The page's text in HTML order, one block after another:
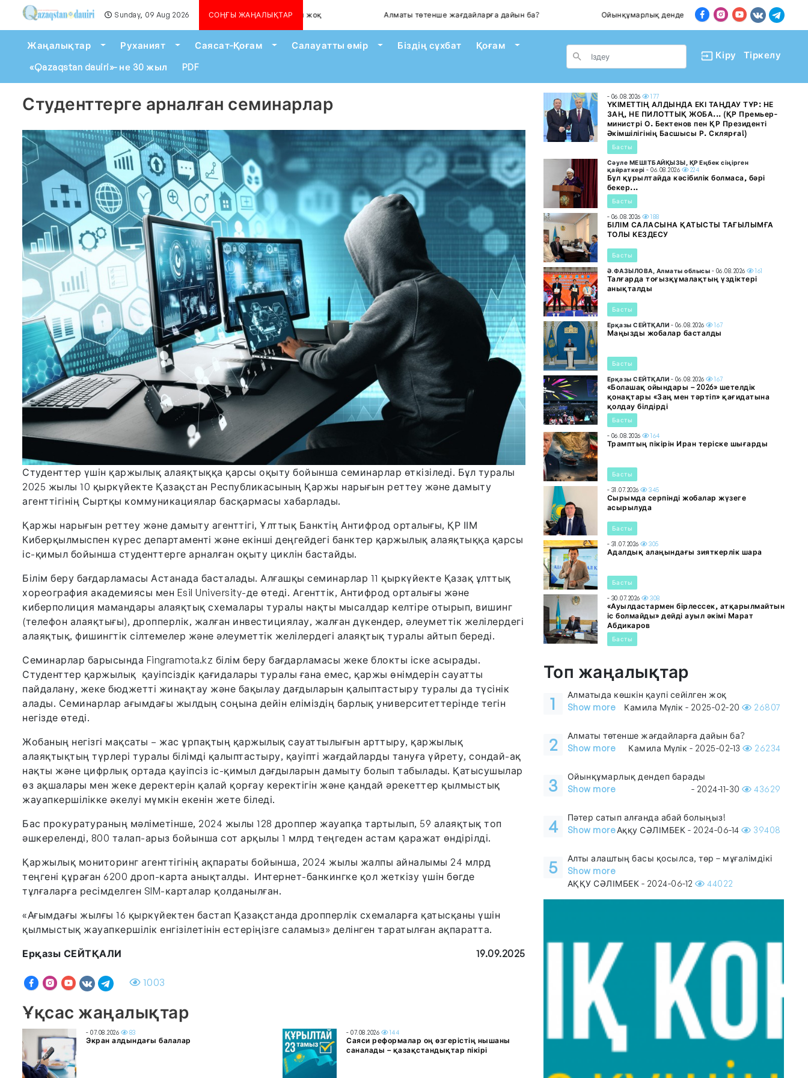
Sunday, 09 Aug 2026 СОҢҒЫ ЖАҢАЛЫҚТАР
Алматыда көшкін қаупі сейілген жоқ Алматы төтенше жағдайларға дайын ба? Ойынқұмарлық дендеп барады Пәтер сатып
Жаңалықтар Toggle Dropdown
Руханият Toggle Dropdown
Саясат-Қоғам Toggle Dropdown
Салауатты өмір Toggle Dropdown
Біздің сұхбат Қоғам
Toggle Dropdown
«Qazaqstan dauiri»- не 30 жыл
PDF
Кіру Тіркелу
Студенттерге арналған семинарлар
Студенттер үшін қаржылық алаяқтыққа қарсы оқыту бойынша семинарлар өткізіледі. Бұл туралы
2025 жылы 10 қыркүйекте Қазақстан Республикасының Қаржы нарығын реттеу және дамыту
агенттігінің Сыртқы коммуникациялар басқармасы хабарлады.
Қаржы нарығын реттеу және дамыту агенттігі, Ұлттық Банктің Антифрод орталығы, ҚР ІІМ
Киберқылмыспен күрес департаменті және екінші деңгейдегі банктер қаржылық алаяқтыққа қарсы
іс-қимыл бойынша студенттерге арналған оқыту циклін бастайды.
Білім беру бағдарламасы Астанада басталады. Алғашқы семинарлар 11 қыркүйекте Қазақ ұлттық
хореография академиясы мен Esil University-де өтеді. Агенттік, Антифрод орталығы және
киберполиция мамандары алаяқтық схемалары туралы нақты мысалдар келтіре отырып, вишинг
(телефон алаяқтығы), дропперлік, жалған инвестициялау, жалған дүкендер, әлеуметтік желілердегі
алаяқтық, фишингтік сілтемелер және әлеуметтік желілердегі алаяқтық туралы айтып береді.
Семинарлар барысында Fingramota.kz білім беру бағдарламасы жеке блокты іске асырады.
Студенттер қаржылық қауіпсіздік қағидалары туралы ғана емес, қаржы өнімдерін сауатты
пайдалану, жеке бюджетті жинақтау және бақылау дағдыларын қалыптастыру туралы да түсінік
алады. Семинарлар ағымдағы жылдың соңына дейін еліміздің барлық университеттерінде тегін
негізде өтеді.
Жобаның негізгі мақсаты – жас ұрпақтың қаржылық сауаттылығын арттыру, қаржылық
алаяқтықтың түрлері туралы білімді қалыптастыру, қауіпті жағдайларды тануға үйрету, сондай-ақ
нақты және цифрлық ортада қауіпсіз іс-қимыл дағдыларын дамыту болып табылады. Қатысушылар
өз ақшалары мен жеке деректерін қалай қорғау керектігін және қандай әрекеттер қылмыстық
жауапкершілікке әкелуі мүмкін екенін жете біледі.
Бас прокуратураның мәліметінше, 2024 жылы 128 дроппер жауапқа тартылып, 59 алаяқтық топ
әшкереленді, 800 талап-арыз бойынша сот арқылы 1 млрд теңгеден астам қаражат өндірілді.
Қаржылық мониторинг агенттігінің ақпараты бойынша, 2024 жылы жалпы айналымы 24 млрд
теңгені құраған 6200 дроп-карта анықталды. Интернет-банкингке қол жеткізу үшін бөгде
тұлғаларға ресімделген SIM-карталар қолданылған.
«Ағымдағы жылғы 16 қыркүйектен бастап Қазақстанда дропперлік схемаларға қатысқаны үшін
қылмыстық жауапкершілік енгізілетінін естеріңізге саламыз» делінген таратылған ақпаратта.
Ерқазы СЕЙТҚАЛИ
19.09.2025
1003
Ұқсас жаңалықтар
- 07.08.2026 83
Экран алдындағы балалар
- 07.08.2026 144
Саяси реформалар оң өзгерістің нышаны
саналады – қазақстандықтар пікірі
- 06.08.2026 177
ҮКІМЕТТІҢ АЛДЫНДА ЕКІ ТАҢДАУ ТҰР: НЕ
ЗАҢ, НЕ ПИЛОТТЫҚ ЖОБА... (ҚР Премьер-
министрі О. Бектенов пен ҚР Президенті
Әкімшілігінің Басшысы Р. Склярға!)
Басты
Сәуле МЕШІТБАЙҚЫЗЫ, ҚР Еңбек сіңірген
қайраткері - 06.08.2026 224
Бұл құрылтайда кәсібилік болмаса, бәрі
бекер...
Басты
- 06.08.2026 188
БІЛІМ САЛАСЫНА ҚАТЫСТЫ ТАҒЫЛЫМҒА
ТОЛЫ КЕЗДЕСУ
Басты
Ә.ФАЗЫЛОВА, Алматы облысы - 06.08.2026 161
Талғарда тоғызқұмалақтың үздіктері
анықталды
Басты
Ерқазы СЕЙТҚАЛИ - 06.08.2026 167
Маңызды жобалар басталды
Басты
Ерқазы СЕЙТҚАЛИ - 06.08.2026 167
«Болашақ ойындары – 2026» шетелдік
қонақтары «Заң мен тәртіп» қағидатына
қолдау білдірді
Басты
- 06.08.2026 164
Трамптың пікірін Иран теріске шығарды
Басты
- 31.07.2026 345
Сырымда серпінді жобалар жүзеге
асырылуда
Басты
- 31.07.2026 305
Адалдық алаңындағы зияткерлік шара
Басты
- 30.07.2026 308
«Ауылдастармен бірлессек, атқарылмайтын
іс болмайды» дейді ауыл әкімі Марат
Абдикаров
Басты
Топ жаңалықтар
1
Алматыда көшкін қаупі сейілген жоқ
Show more
Камила Мүлік - 2025-02-20 26807
2
Алматы төтенше жағдайларға дайын ба?
Show more
Камила Мүлік - 2025-02-13 26234
3
Ойынқұмарлық дендеп барады
Show more
- 2024-11-30 43629
4
Пәтер сатып алғанда абай болыңыз!
Show moreАққу СӘЛІМБЕК - 2024-06-14 39408
5
Алты алаштың басы қосылса, төр – мұғалімдікі
Show more
АҚҚУ СӘЛІМБЕК - 2024-06-12
44022